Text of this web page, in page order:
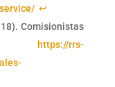
↩︎
Comisionistas
https://rrs-